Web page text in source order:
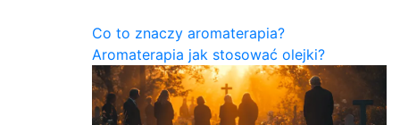
Co to znaczy aromaterapia?
Aromaterapia jak stosować olejki?